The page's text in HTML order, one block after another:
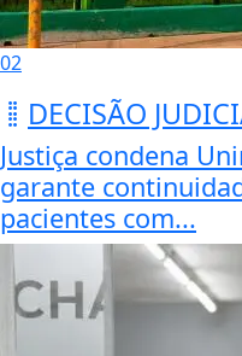
02
DECISÃO
Justiça condena
garante
pacientes com...